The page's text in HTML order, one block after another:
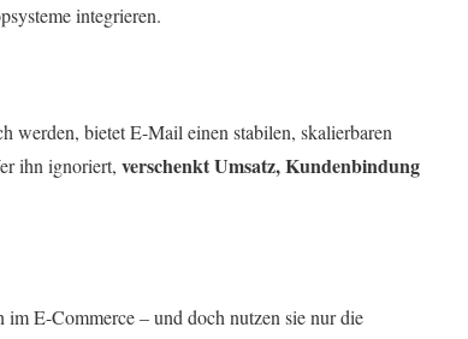
integrieren.
werden, bietet E-Mail einen stabilen, skalierbaren
ihn ignoriert, verschenkt Umsatz, Kundenbindung
E-Commerce – und doch nutzen sie nur die